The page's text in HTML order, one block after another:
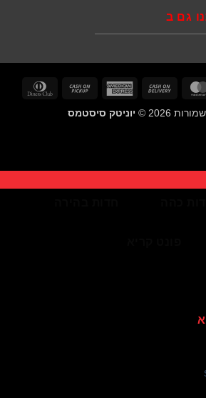
גם ב
MasterCard
Cash
Delivery
American
Cash
2026 ©
יוניטק סיסטמס
א